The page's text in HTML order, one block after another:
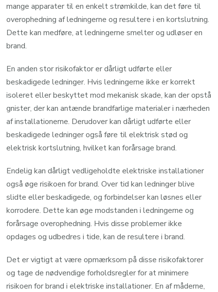
mange apparater til en enkelt strømkilde, kan det føre til
overophedning af ledningerne og resultere i en kortslutning.
Dette kan medføre, at ledningerne smelter og udløser en
brand.
En anden stor risikofaktor er dårligt udførte eller
beskadigede ledninger. Hvis ledningerne ikke er korrekt
isoleret eller beskyttet mod mekanisk skade, kan der opstå
gnister, der kan antænde brandfarlige materialer i nærheden
af installationerne. Derudover kan dårligt udførte eller
beskadigede ledninger også føre til elektrisk stød og
elektrisk kortslutning, hvilket kan forårsage brand.
Endelig kan dårligt vedligeholdte elektriske installationer
også øge risikoen for brand. Over tid kan ledninger blive
slidte eller beskadigede, og forbindelser kan løsnes eller
korrodere. Dette kan øge modstanden i ledningerne og
forårsage overophedning. Hvis disse problemer ikke
opdages og udbedres i tide, kan de resultere i brand.
Det er vigtigt at være opmærksom på disse risikofaktorer
og tage de nødvendige forholdsregler for at minimere
risikoen for brand i elektriske installationer. En af måderne,